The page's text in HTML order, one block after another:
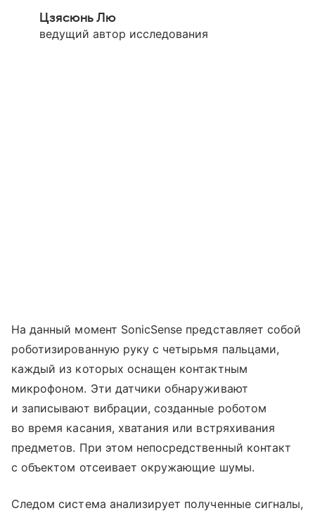
Цзясюнь Лю
ведущий автор исследования
На данный момент SonicSense представляет собой
роботизированную руку с четырьмя пальцами,
каждый из которых оснащен контактным
микрофоном. Эти датчики обнаруживают
и записывают вибрации, созданные роботом
во время касания, хватания или встряхивания
предметов. При этом непосредственный контакт
с объектом отсеивает окружающие шумы.
Следом система анализирует полученные сигналы,